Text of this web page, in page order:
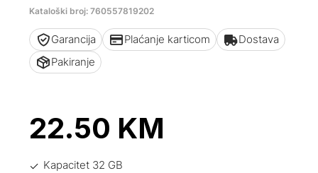
Kataloški broj: 760557819202
Garancija Plaćanje karticom
Dostava
Pakiranje
22.50 KM
Kapacitet 32 GB